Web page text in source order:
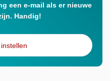
een e-mail als er nieuwe
Handig!